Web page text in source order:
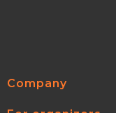
Company